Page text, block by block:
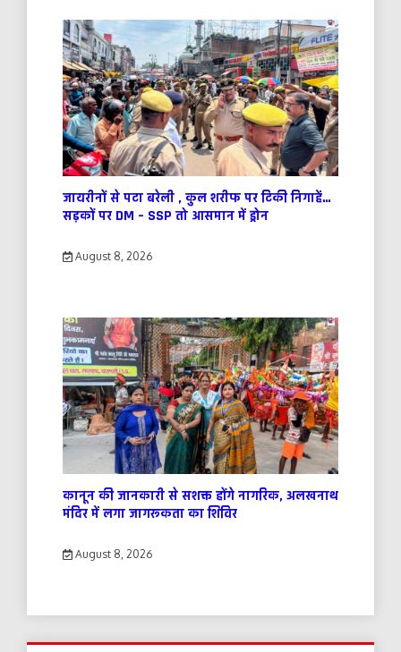
जायरीनों से पटा बरेली , कुल शरीफ पर टिकी निगाहें…
सड़कों पर DM – SSP तो आसमान में ड्रोन
August 8, 2026
कानून की जानकारी से सशक्त होंगे नागरिक, अलखनाथ
मंदिर में लगा जागरूकता का शिविर
August 8, 2026